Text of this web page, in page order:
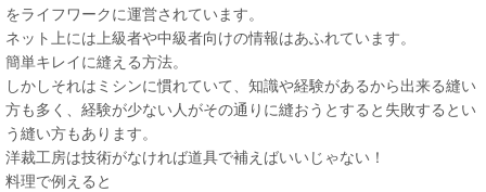
をライフワークに運営されています。
ネット上には上級者や中級者向けの情報はあふれています。
簡単キレイに縫える方法。
しかしそれはミシンに慣れていて、知識や経験があるから出来る縫い
方も多く、経験が少ない人がその通りに縫おうとすると失敗するとい
う縫い方もあります。
洋裁工房は技術がなければ道具で補えばいいじゃない！
料理で例えると